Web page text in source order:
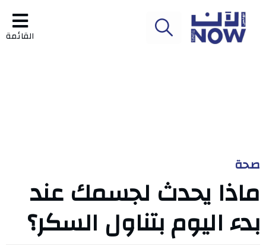
القائمة
صحة
ماذا يحدث لجسمك عند
بدء اليوم بتناول السكر؟